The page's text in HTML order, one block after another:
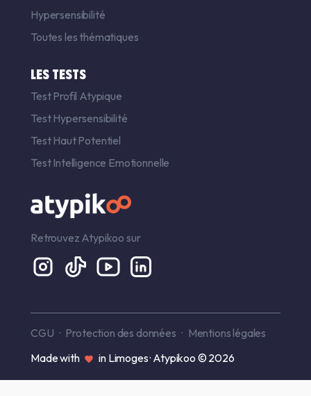
Hypersensibilité
Toutes les thématiques
LES TESTS
Test Profil Atypique
Test Hypersensibilité
Test Haut Potentiel
Test Intelligence Emotionnelle
Retrouvez Atypikoo sur
CGU Protection des données
Mentions légales
Made with
in Limoges · Atypikoo © 2026